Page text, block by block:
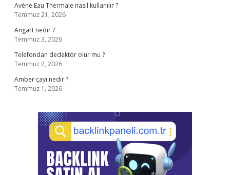
Avène Eau Thermale nasıl kullanılır ?
Temmuz 21, 2026
Angart nedir ?
Temmuz 3, 2026
Telefondan dedektör olur mu ?
Temmuz 2, 2026
Amber çayı nedir ?
Temmuz 1, 2026